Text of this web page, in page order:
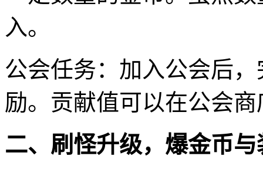
入。
公会任务：加入公会后
励。贡献值可以在公会
二、刷怪升级，爆金币与